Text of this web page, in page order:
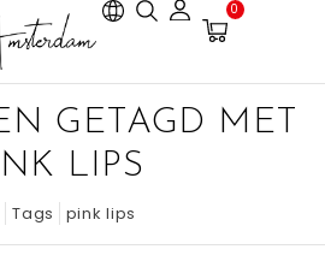
0
GETAGD MET
LIPS
Tags pink lips